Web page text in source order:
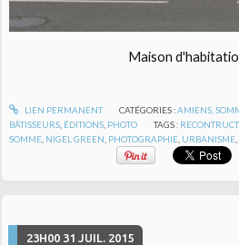
Maison
LIEN PERMANENT CATÉGORIES :AMIENS,
BÂTISSEURS ÉDITIONS PHOTO TAGS :
SOMME NIGEL GREEN PHOTOGRAPHIE URBANISME
23H00 31 JUIL. 2015